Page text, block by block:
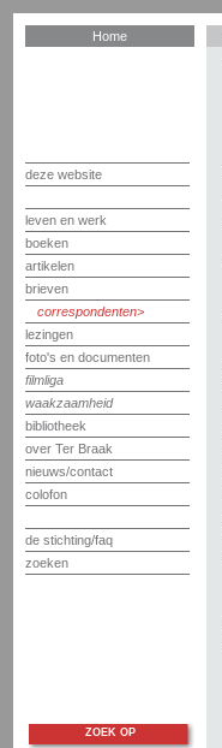
Home
deze website
leven en werk
boeken
artikelen
brieven
correspondenten
lezingen
foto's en documenten
filmliga
waakzaamheid
bibliotheek
over Ter Braak
nieuws/contact
colofon
de stichting/faq
zoeken
ZOEK OP